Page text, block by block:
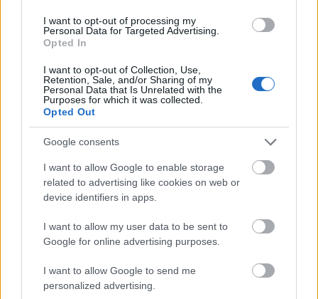
I want to opt-out of processing my
Personal Data for Targeted Advertising.
Opted In
I want to opt-out of Collection, Use,
Retention, Sale, and/or Sharing of my
Personal Data that Is Unrelated with the
Purposes for which it was collected.
Opted Out
Google consents
I want to allow Google to enable storage
related to advertising like cookies on web or
device identifiers in apps.
I want to allow my user data to be sent to
Google for online advertising purposes.
I want to allow Google to send me
personalized advertising.
visszaküldi a program a regisztrált jelszavadat, a
legkevésbé sem következik, hogy kódolatlanul is
program legenerálja az emlékeztető/aktiváló emailt
a megadott adataiddal, majd kódolja a
kódolnivalót, és eltárolja az adatbázisban.
17 éve
@Horváth János: bezzeg, ha kódolva jönne vissza :)
17 éve
Ha belegondolok, mennyi értelme van egy olyan